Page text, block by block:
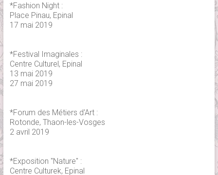
*Fashion Night :
Place Pinau, Epinal
17 mai 2019
*Festival Imaginales :
Centre Culturel, Epinal
13 mai 2019
27 mai 2019
*Forum des Métiers d'Art :
Rotonde, Thaon-les-Vosges
2 avril 2019
*Exposition "Nature" :
Centre Culturek, Epinal